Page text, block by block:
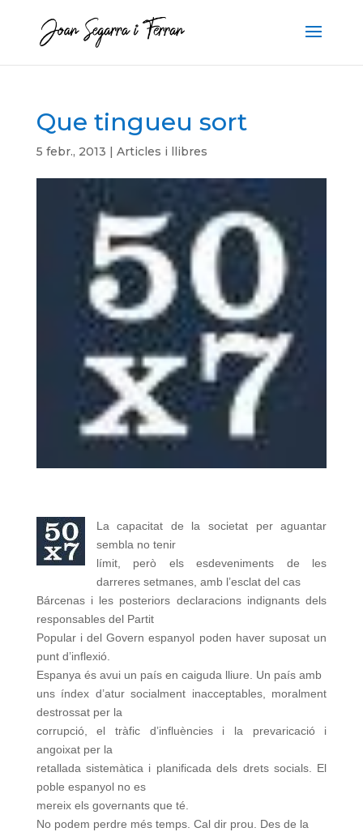
Que tingueu sort
5 febr., 2013 | Articles i llibres
La capacitat de la societat per aguantar
sembla no tenir
límit, però els esdeveniments de les
darreres setmanes, amb l’esclat del cas
Bárcenas i les posteriors declaracions indignants dels
responsables del Partit
Popular i del Govern espanyol poden haver suposat un
punt d’inflexió.
Espanya és avui un país en caiguda lliure. Un país amb
uns índex d’atur socialment inacceptables, moralment
destrossat per la
corrupció, el tràfic d’influències i la prevaricació i
angoixat per la
retallada sistemàtica i planificada dels drets socials. El
poble espanyol no es
mereix els governants que té.
No podem perdre més temps. Cal dir prou. Des de la